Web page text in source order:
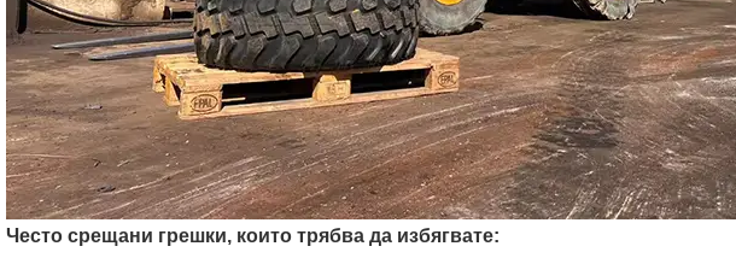
Често срещани грешки, които трябва да избягвате: